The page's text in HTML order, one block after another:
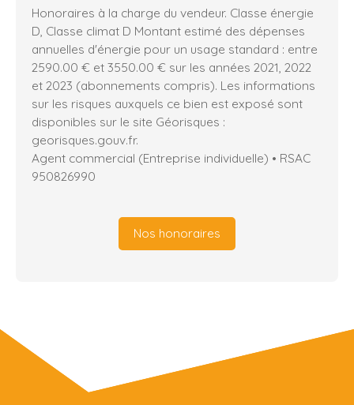
Honoraires à la charge du vendeur. Classe énergie
D, Classe climat D Montant estimé des dépenses
annuelles d'énergie pour un usage standard : entre
2590.00 € et 3550.00 € sur les années 2021, 2022
et 2023 (abonnements compris). Les informations
sur les risques auxquels ce bien est exposé sont
disponibles sur le site Géorisques :
georisques.gouv.fr.
Agent commercial (Entreprise individuelle) • RSAC
950826990
Nos honoraires